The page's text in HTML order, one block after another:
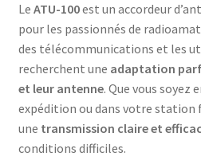
Le ATU-100est un accordeur
pour les passionnés de
des télécommunications et les
recherchent une adaptation
et leur antenne. Que vous soyez
expédition ou dans votre station
une transmission claire et
conditions difficiles.